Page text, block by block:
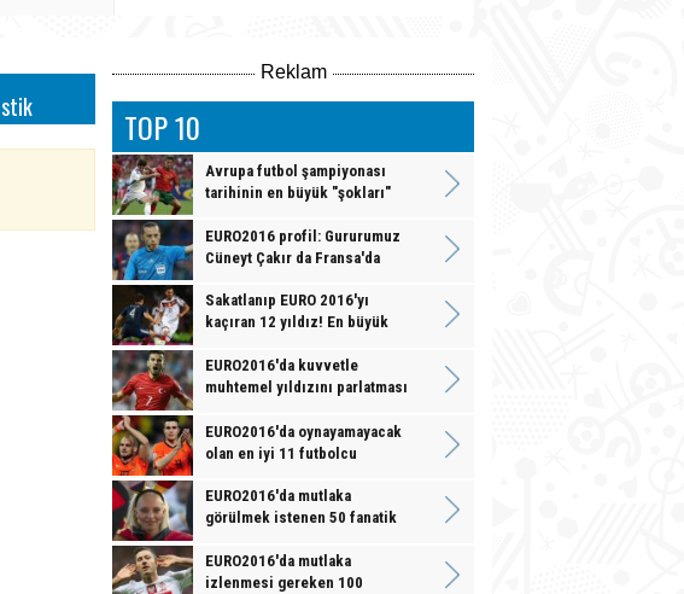
Reklam
TOP 10
Avrupa futbol şampiyonası
tarihinin en büyük "şokları"
EURO2016 profil: Gururumuz
Cüneyt Çakır da Fransa'da
Sakatlanıp EURO 2016'yı
kaçıran 12 yıldız! En büyük
EURO2016'da kuvvetle
muhtemel yıldızını parlatması
EURO2016'da oynayamayacak
olan en iyi 11 futbolcu
EURO2016'da mutlaka
görülmek istenen 50 fanatik
EURO2016'da mutlaka
izlenmesi gereken 100